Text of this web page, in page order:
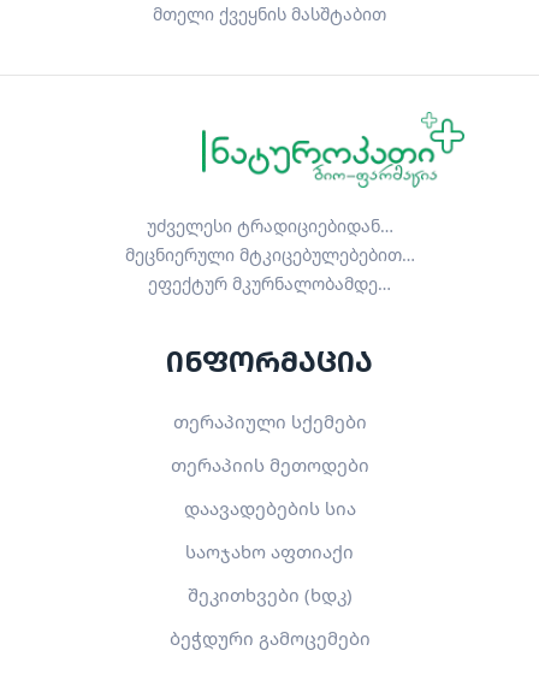
მთელი ქვეყნის მასშტაბით
უძველესი ტრადიციებიდან…
მეცნიერული მტკიცებულებებით…
ეფექტურ მკურნალობამდე…
ინფორმაცია
თერაპიული სქემები
თერაპიის მეთოდები
დაავადებების სია
საოჯახო აფთიაქი
შეკითხვები (ხდკ)
ბეჭდური გამოცემები